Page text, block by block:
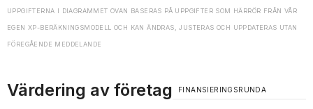
UPPGIFTERNA I DIAGRAMMET OVAN BASERAS PÅ UPPGIFTER SOM HÄRRÖR FRÅN VÅR
EGEN XP-BERÄKNINGSMODELL OCH KAN ÄNDRAS, JUSTERAS OCH UPPDATERAS UTAN
FÖREGÅENDE MEDDELANDE
Värdering av företag FINANSIERINGSRUNDA